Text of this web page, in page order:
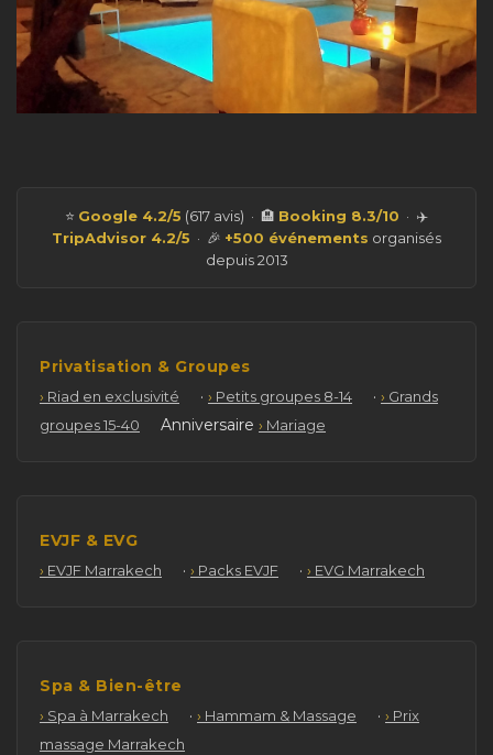
⭐ Google 4.2/5 (617 avis) · 🏨 Booking 8.3/10 · ✈️
TripAdvisor 4.2/5 · 🎉 +500 événements organisés
depuis 2013
Privatisation & Groupes
Riad en exclusivité · Petits groupes 8-14 ·
Grands
groupes 15-40
Anniversaire Mariage
EVJF & EVG
EVJF Marrakech · Packs EVJF · EVG Marrakech
Spa & Bien-être
Spa à Marrakech · Hammam & Massage ·
Prix
massage Marrakech